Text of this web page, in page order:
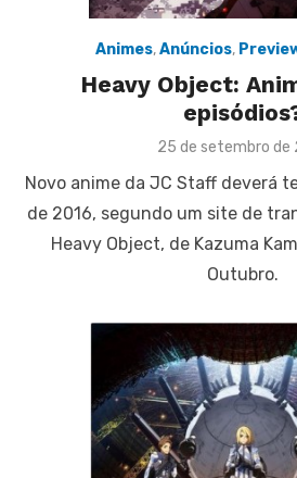
Animes,Anúncios,
Heavy Object:
Posted
25 de setembro de
Novo anime da JC Staff deverá
de 2016, segundo um site de
Heavy Object, de Kazuma
Outubro.